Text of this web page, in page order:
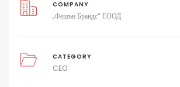
COMPANY
„Фешън Брандс“ ЕООД
CATEGORY
CEO